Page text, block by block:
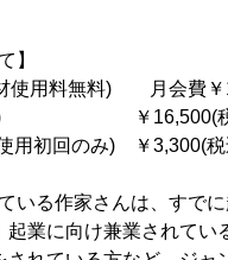
】
使用料無料) 月会費￥
み) ￥16,500(
用初回のみ) ￥3,300(税
いる作家さんは、すで
起業に向け兼業されてい